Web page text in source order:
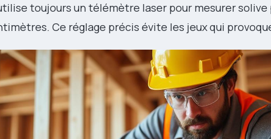
toujours un télémètre laser pour mesurer solive
Ce réglage précis évite les jeux qui